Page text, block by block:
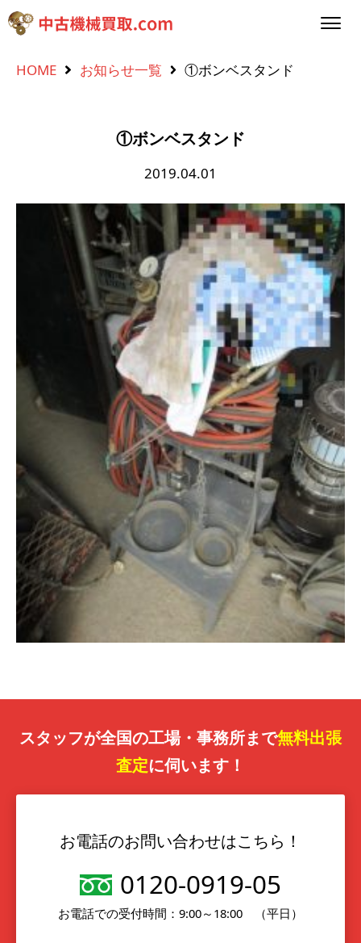
HOME お知らせ一覧 ①ボンベスタンド
①ボンベスタンド
2019.04.01
スタッフが全国の工場・事務所まで無料出張
査定に伺います！
お電話のお問い合わせはこちら！
0120-0919-05
お電話での受付時間：9:00～18:00 （平日）